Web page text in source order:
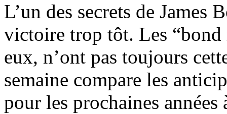
L’un des secrets de James
victoire trop tôt. Les “bond
eux, n’ont pas toujours
semaine compare les
pour les prochaines années